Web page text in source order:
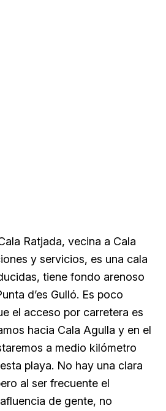
Ratjada, vecina a Cala
y servicios, es una cala
tiene fondo arenoso
d’es Gulló. Es poco
el acceso por carretera es
hacia Cala Agulla y en el
a medio kilómetro
playa. No hay una clara
al ser frecuente el
de gente, no